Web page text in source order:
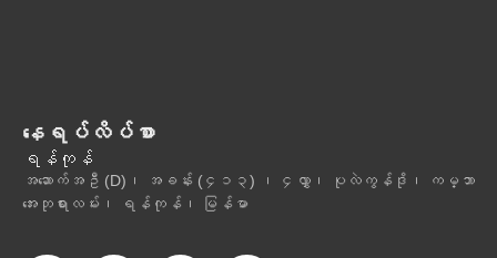
နေရပ်လိပ်စာ
ရန်ကုန်
အဆောက်အဦ (D)၊ အခန်း (၄၁၃) ၊ ၄လွှာ၊ ပုလဲကွန်ဒို၊ ကမ္ဘာ
အေးဘုရားလမ်း၊ ရန်ကုန်၊ မြန်မာ